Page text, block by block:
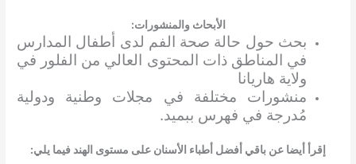
الأبحاث والمنشورات:
بحث حول حالة صحة الفم لدى أطفال المدارس
في المناطق ذات المحتوى العالي من الفلور في
ولاية هاريانا
منشورات مختلفة في مجلات وطنية ودولية
مُدرجة في فهرس ببميد.
إقرأ أيضا عن باقي أفضل أطباء الأسنان على مستوى الهند فيما يلي: